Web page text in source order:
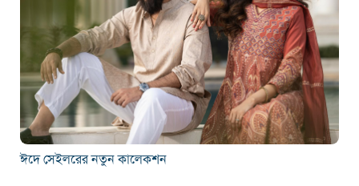
ঈদে সেইলরের নতুন কালেকশন